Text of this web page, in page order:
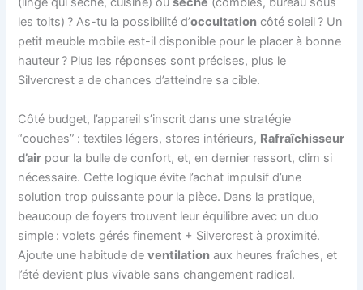
les toits) ? As-tu la possibilité d’occultation côté soleil ? Un
petit meuble mobile est-il disponible pour le placer à bonne
hauteur ? Plus les réponses sont précises, plus le
Silvercrest a de chances d’atteindre sa cible.
Côté budget, l’appareil s’inscrit dans une stratégie
“couches” : textiles légers, stores intérieurs, Rafraîchisseur
d’air pour la bulle de confort, et, en dernier ressort, clim si
nécessaire. Cette logique évite l’achat impulsif d’une
solution trop puissante pour la pièce. Dans la pratique,
beaucoup de foyers trouvent leur équilibre avec un duo
simple : volets gérés finement + Silvercrest à proximité.
Ajoute une habitude deventilation aux heures fraîches, et
l’été devient plus vivable sans changement radical.